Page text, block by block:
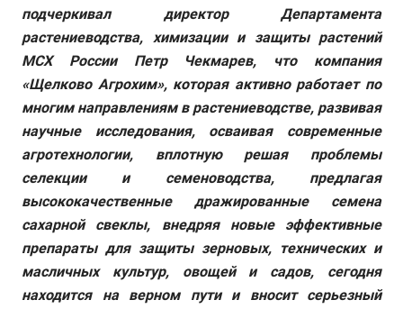
подчеркивал директор Департамента
растениеводства, химизации и защиты растений
МСХ России Петр Чекмарев, что компания
«Щелково Агрохим», которая активно работает по
многим направлениям в растениеводстве, развивая
научные исследования, осваивая современные
агротехнологии, вплотную решая проблемы
селекции и семеноводства, предлагая
высококачественные дражированные семена
сахарной свеклы, внедряя новые эффективные
препараты для защиты зерновых, технических и
масличных культур, овощей и садов, сегодня
находится на верном пути и вносит серьезный